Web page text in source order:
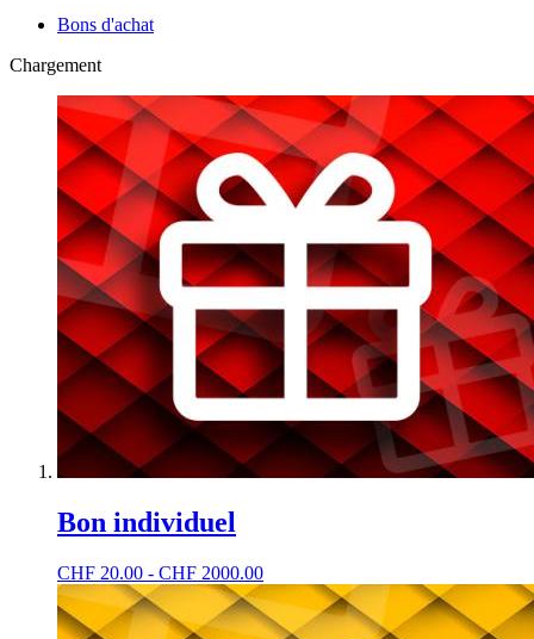
Bons d'achat
Chargement
Bon individuel
CHF 20.00 - CHF 2000.00